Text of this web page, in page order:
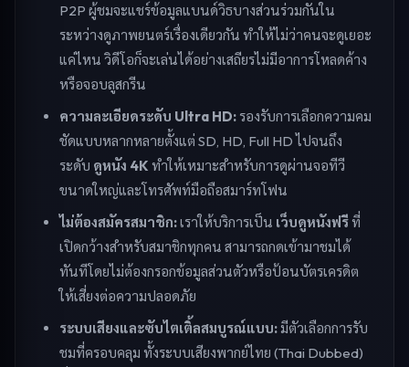
P2P ผู้ชมจะแชร์ข้อมูลแบนด์วิธบางส่วนร่วมกันใน
ระหว่างดูภาพยนตร์เรื่องเดียวกัน ทำให้ไม่ว่าคนจะดูเยอะ
แค่ไหน วิดีโอก็จะเล่นได้อย่างเสถียรไม่มีอาการโหลดค้าง
หรือจอบลูสกรีน
ความละเอียดระดับ Ultra HD: รองรับการเลือกความคม
ชัดแบบหลากหลายตั้งแต่ SD, HD, Full HD ไปจนถึง
ระดับ ดูหนัง 4K ทำให้เหมาะสำหรับการดูผ่านจอทีวี
ขนาดใหญ่และโทรศัพท์มือถือสมาร์ทโฟน
ไม่ต้องสมัครสมาชิก:เราให้บริการเป็น เว็บดูหนังฟรีที่
เปิดกว้างสำหรับสมาชิกทุกคน สามารถกดเข้ามาชมได้
ทันทีโดยไม่ต้องกรอกข้อมูลส่วนตัวหรือป้อนบัตรเครดิต
ให้เสี่ยงต่อความปลอดภัย
ระบบเสียงและซับไตเติ้ลสมบูรณ์แบบ:มีตัวเลือกการรับ
ชมที่ครอบคลุม ทั้งระบบเสียงพากย์ไทย (Thai Dubbed)